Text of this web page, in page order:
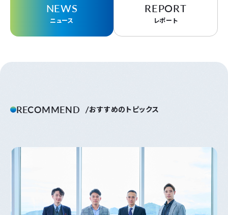
NEWS
ニュース
REPORT
レポート
RECOMMEND おすすめのトピックス